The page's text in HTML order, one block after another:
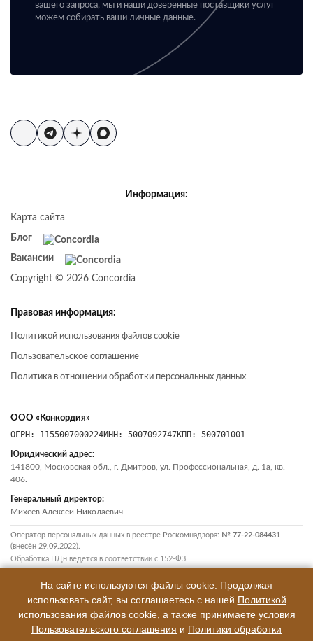
вашего запроса, мы и наши доверенные поставщики услуг
можем собирать ваши личные данные.
Информация:
Карта сайта
Блог
Вакансии
Copyright © 2026 Concordia
Правовая информация:
Политикой использования файлов cookie
Пользовательское соглашение
Политика в отношении обработки персональных данных
ООО «Конкордия»
ОГРН: 1155007000224ИНН: 5007092747КПП: 500701001
Юридический адрес:
141800, Московская обл., г. Дмитров, ул. Профессиональная, д. 1а, кв.
406.
Генеральный директор:
Михеев Алексей Николаевич
Оператор персональных данных в реестре Роскомнадзора: № 77-22-084431
(внесён 29.09.2022).
Обработка ПДн ведётся в соответствии с 152-ФЗ.
На сайте используются файлы cookie. Продолжая
использовать сайт, вы соглашаетесь с нашей Политикой
использования файлов cookie, а также принимаете условия
Пользовательского соглашения и Политики обработки